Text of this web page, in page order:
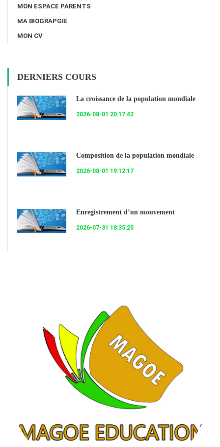
MON ESPACE PARENTS
MA BIOGRAPGIE
MON CV
DERNIERS COURS
La croissance de la population mondiale
2026-08-01 20:17:42
Composition de la population mondiale
2026-08-01 19:12:17
Enregistrement d’un mouvement
2026-07-31 18:35:25